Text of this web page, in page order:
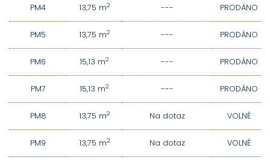
PM4 13,75 m2 --- PRODÁNO
PM5 13,75 m2 --- PRODÁNO
PM6 15,13 m2 --- PRODÁNO
PM7 15,13 m2 --- PRODÁNO
PM8 13,75 m2 Na dotaz VOLNÉ
PM9 13,75 m2 Na dotaz VOLNÉ